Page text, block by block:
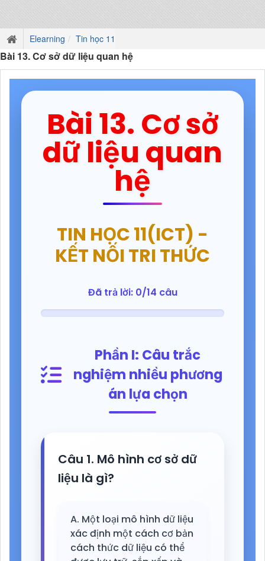
Elearning Tin học 11
Bài 13. Cơ sở dữ liệu quan hệ